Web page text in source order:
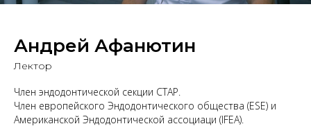
Андрей Афанютин
Лектор
Член эндодонтической секции СТАР.
Член европейского Эндодонтического общества (ESE) и
Американской Эндодонтической ассоциаци (IFEA).